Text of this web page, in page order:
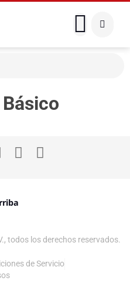
todos los derechos reservados.
de Servicio